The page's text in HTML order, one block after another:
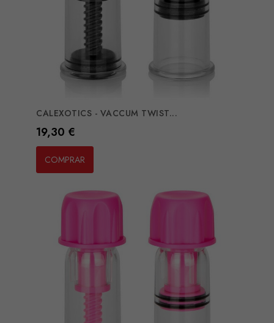
CALEXOTICS - VACCUM TWIST...
Preço
19,30 €
COMPRAR